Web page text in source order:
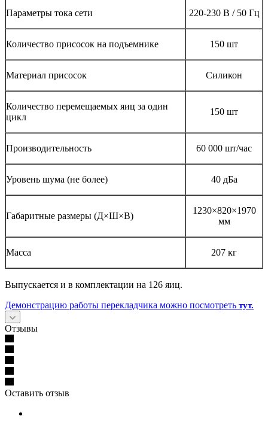
Параметры тока сети 220-230 В / 50 Гц
Количество присосок на подъемнике 150 шт
Материал присосок Силикон
Количество перемещаемых яиц за один
цикл
150 шт
Производительность 60 000 шт/час
Уровень шума (не более) 40 дБа
Габаритные размеры (Д×Ш×В)
1230×820×1970
мм
Масса 207 кг
Выпускается и в комплектации на 126 яиц.
Демонстрацию работы перекладчика можно посмотреть тут.
Отзывы
Оставить отзыв